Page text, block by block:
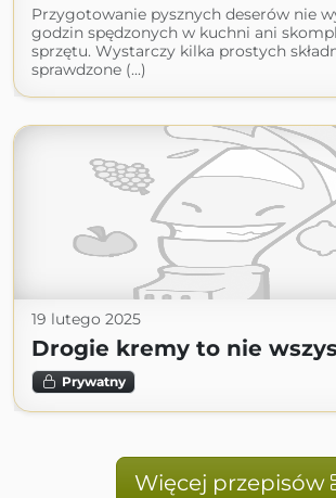
Przygotowanie pysznych deserów nie
godzin spędzonych w kuchni ani
sprzętu. Wystarczy kilka prostych
sprawdzone (...)
19 lutego 2025
Drogie kremy to nie
Prywatny
Więcej przepisów